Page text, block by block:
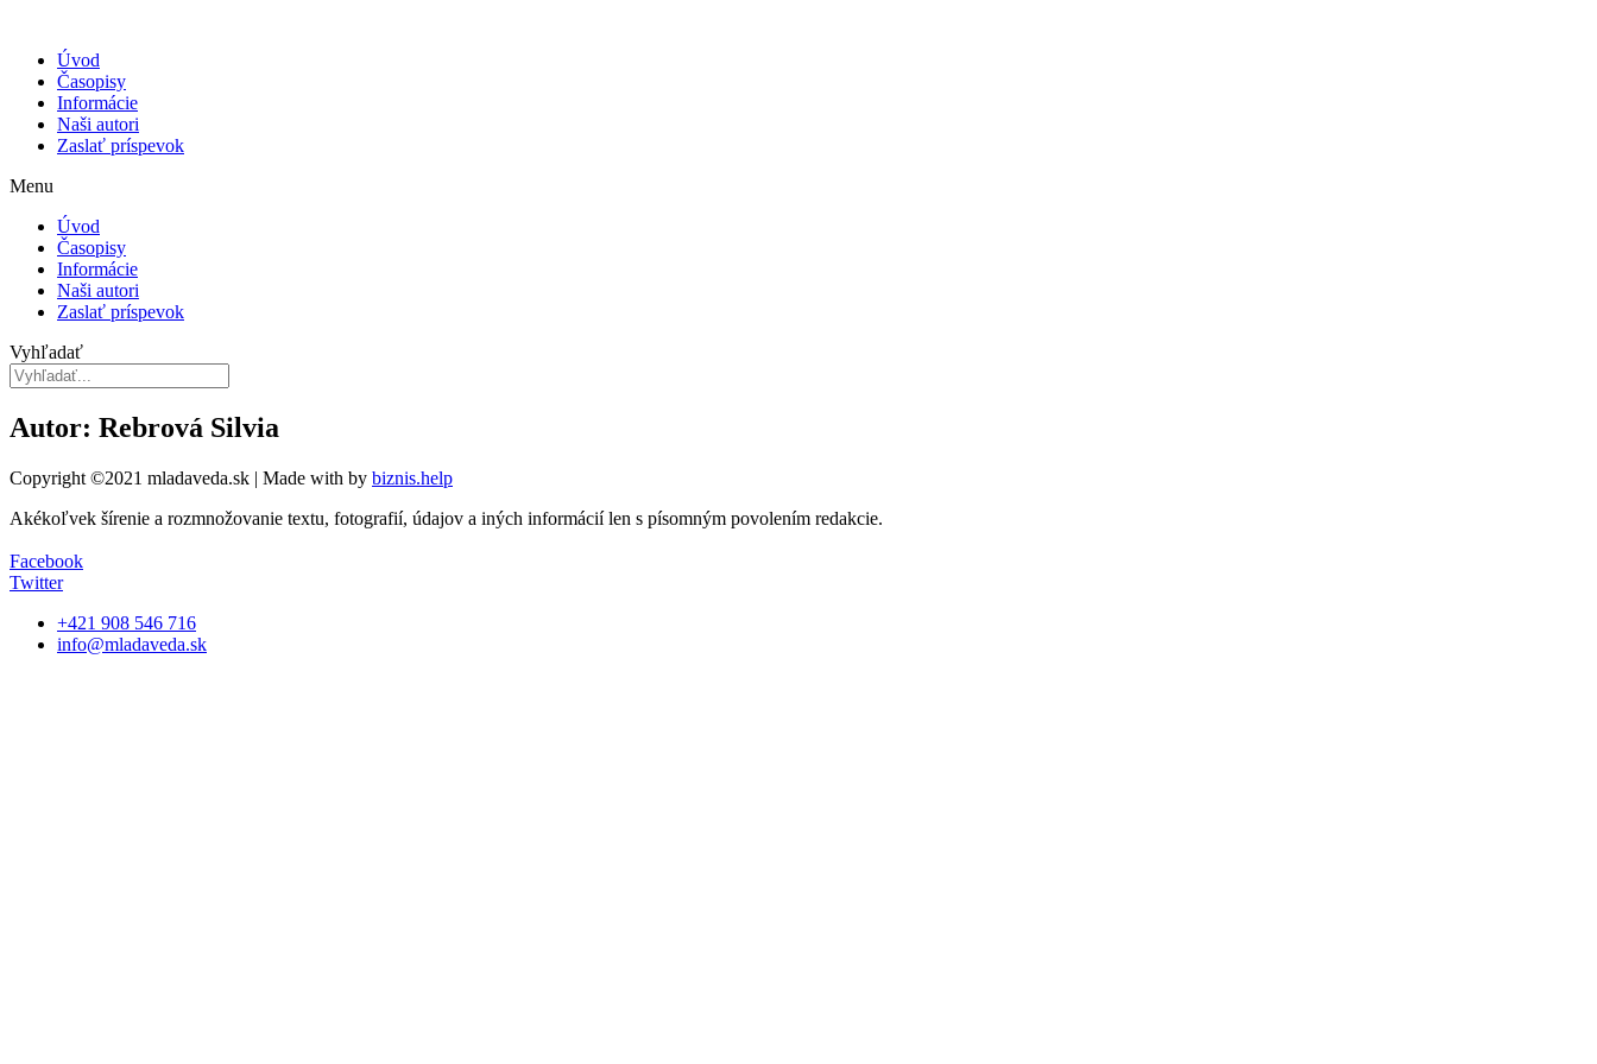
Úvod
Časopisy
Informácie
Naši autori
Zaslať príspevok
Menu
Úvod
Časopisy
Informácie
Naši autori
Zaslať príspevok
Vyhľadať
Autor: Rebrová Silvia
Copyright ©2021 mladaveda.sk | Made with by biznis.help
Akékoľvek šírenie a rozmnožovanie textu, fotografií, údajov a iných informácií len s písomným povolením redakcie.
Facebook
Twitter
+421 908 546 716
info@mladaveda.sk